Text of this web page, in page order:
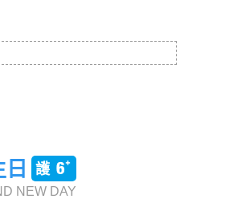
NEW DAY